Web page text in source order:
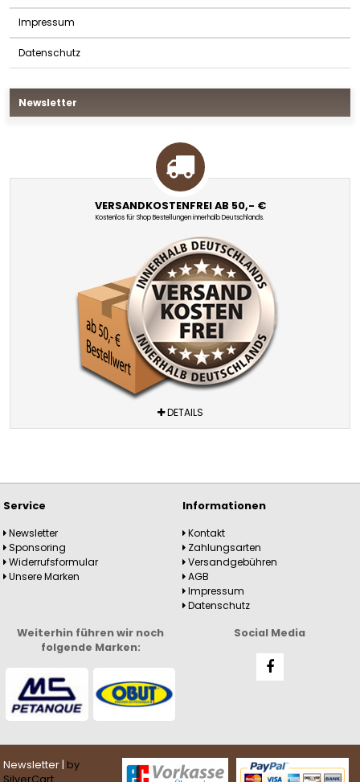
Impressum
Datenschutz
Newsletter
VERSANDKOSTENFREI AB 50,- €
Kostenlos für Shop Bestellungen innerhalb Deutschlands.
DETAILS
Service
Newsletter
Sponsoring
Widerrufsformular
Unsere Marken
Informationen
Kontakt
Zahlungsarten
Versandgebühren
AGB
Impressum
Datenschutz
Weiterhin führen wir noch
folgende Marken:
Social Media
Newsletter | by
SilverCart